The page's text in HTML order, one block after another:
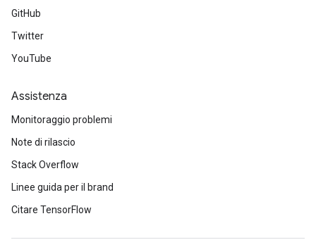
GitHub
Twitter
YouTube
Assistenza
Monitoraggio problemi
Note di rilascio
Stack Overflow
Linee guida per il brand
Citare TensorFlow